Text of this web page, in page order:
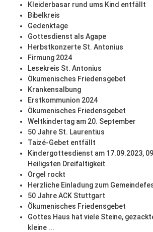
Kleiderbasar rund ums Kind entfällt
Bibelkreis
Gedenktage
Gottesdienst als Agape
Herbstkonzerte St. Antonius
Firmung 2024
Lesekreis St. Antonius
Ökumenisches Friedensgebet
Krankensalbung
Erstkommunion 2024
Ökumenisches Friedensgebet
Weltkindertag am 20. September
50 Jahre St. Laurentius
Taizé-Gebet entfällt
Kindergottesdienst am 17.09.2023,
Heiligsten Dreifaltigkeit
Orgel rockt
Herzliche Einladung zum
50 Jahre ACK Stuttgart
Ökumenisches Friedensgebet
Gottes Haus hat viele Steine,
kleine ...